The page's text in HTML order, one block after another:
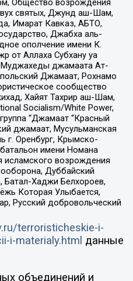
Общество возрождения
святых, Джунд аш-Шам,
Имарат Кавказ, АБТО,
Джабха аль-
ополчение имени К.
от Аллаха Субхану уа
Муджахеды джамаата Ат-
Джамаат, Рохнамо
сообщество
Хайят Тахрир аш-Шам,
Socialism/White Power,
“Джамаат “Красный
джамаат, Мусульманская
г. Оренбург, Крымско-
имени Номана
исламского возрождения
Дуббайский
Батал-Хаджи Белхороев,
Которая Улыбается,
Русский добровольческий
terroristicheskie-i-
i-materialy.html данные
объединений и